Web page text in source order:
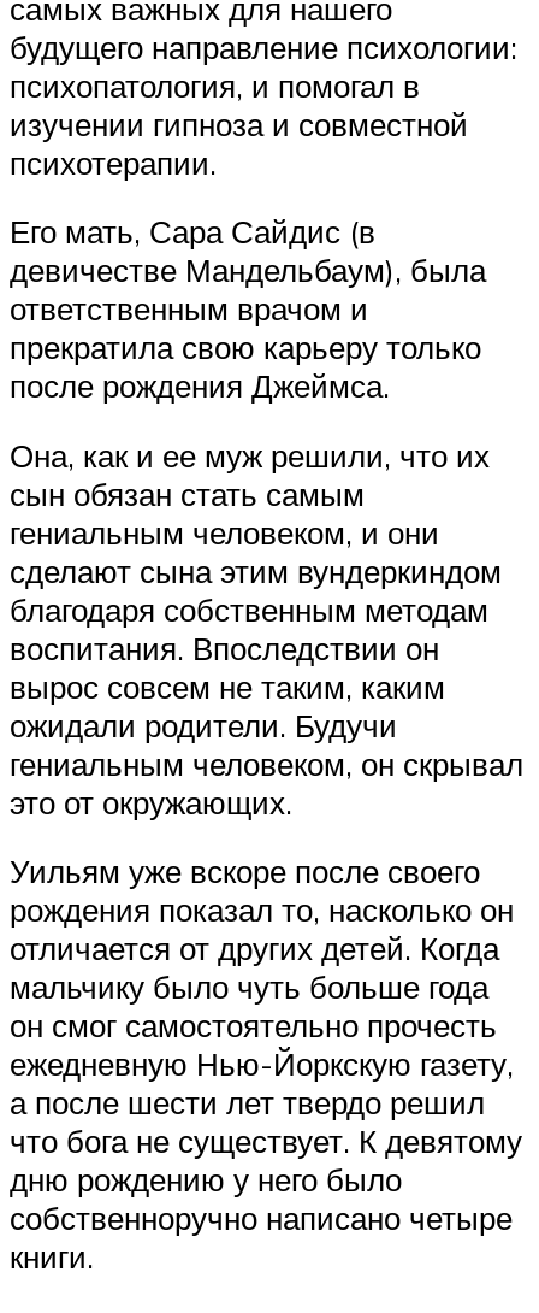
самых важных для нашего
будущего направление психологии:
психопатология, и помогал в
изучении гипноза и совместной
психотерапии.
Его мать, Сара Сайдис (в
девичестве Мандельбаум), была
ответственным врачом и
прекратила свою карьеру только
после рождения Джеймса.
Она, как и ее муж решили, что их
сын обязан стать самым
гениальным человеком, и они
сделают сына этим вундеркиндом
благодаря собственным методам
воспитания. Впоследствии он
вырос совсем не таким, каким
ожидали родители. Будучи
гениальным человеком, он скрывал
это от окружающих.
Уильям уже вскоре после своего
рождения показал то, насколько он
отличается от других детей. Когда
мальчику было чуть больше года
он смог самостоятельно прочесть
ежедневную Нью-Йоркскую газету,
а после шести лет твердо решил
что бога не существует. К девятому
дню рождению у него было
собственноручно написано четыре
книги.